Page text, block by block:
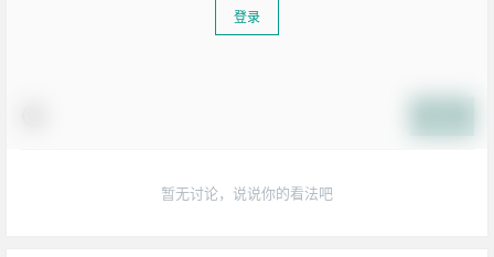
登录
暂无讨论，说说你的看法吧